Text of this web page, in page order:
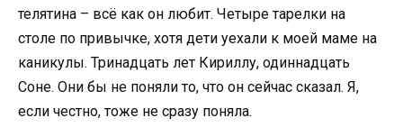
телятина – всё как он любит. Четыре тарелки на
столе по привычке, хотя дети уехали к моей маме на
каникулы. Тринадцать лет Кириллу, одиннадцать
Соне. Они бы не поняли то, что он сейчас сказал. Я,
если честно, тоже не сразу поняла.